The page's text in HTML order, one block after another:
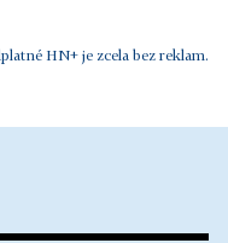
HN+ je zcela bez reklam.